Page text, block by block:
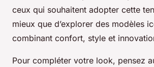
ceux qui souhaitent adopter cette
mieux que d’explorer des modèles
combinant confort, style et
Pour compléter votre look, pensez